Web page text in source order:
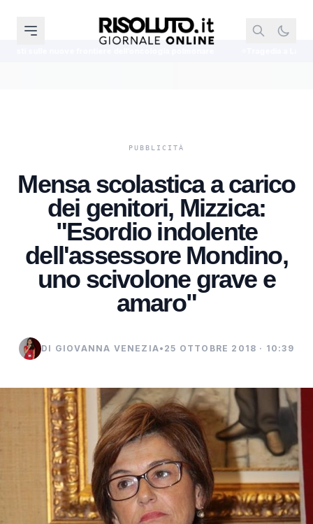
Mensa scolastica a carico
dei genitori, Mizzica:
"Esordio indolente
dell'assessore Mondino,
uno scivolone grave e
amaro"
DI GIOVANNA VENEZIA• 25 OTTOBRE 2018 · 10:39